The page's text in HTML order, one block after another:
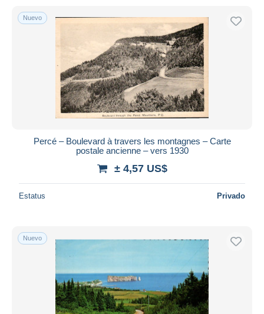
Nuevo
Percé – Boulevard à travers les montagnes – Carte
postale ancienne – vers 1930
± 4,57 US$
Estatus Privado
Nuevo